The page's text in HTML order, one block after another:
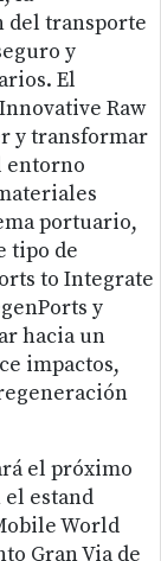
del transporte
y
El
Raw
y transformar
entorno
portuario,
tipo de
to Integrate
y
hacia un
impactos,
el próximo
el estand
World
Gran Via de